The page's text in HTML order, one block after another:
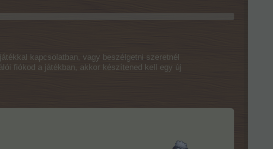
kapcsolatban, vagy beszélgetni szeretnél
fiókod a játékban, akkor készítened kell egy új